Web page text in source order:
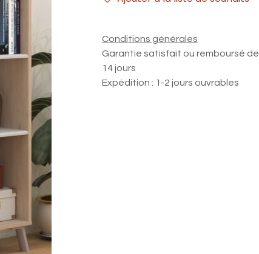
Conditions générales
Garantie satisfait ou remboursé de
14 jours
Expédition : 1-2 jours ouvrables